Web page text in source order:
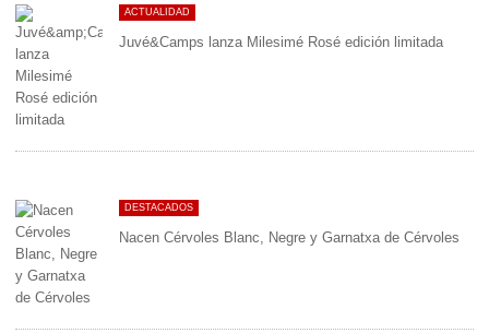
ACTUALIDAD
Juvé&Camps lanza Milesimé Rosé edición limitada
DESTACADOS
Nacen Cérvoles Blanc, Negre y Garnatxa de Cérvoles